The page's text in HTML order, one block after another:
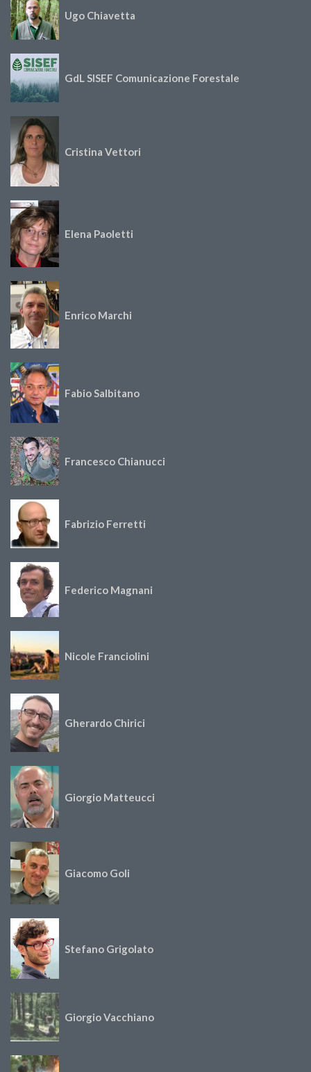
Ugo Chiavetta
GdL SISEF Comunicazione Forestale
Cristina Vettori
Elena Paoletti
Enrico Marchi
Fabio Salbitano
Francesco Chianucci
Fabrizio Ferretti
Federico Magnani
Nicole Franciolini
Gherardo Chirici
Giorgio Matteucci
Giacomo Goli
Stefano Grigolato
Giorgio Vacchiano